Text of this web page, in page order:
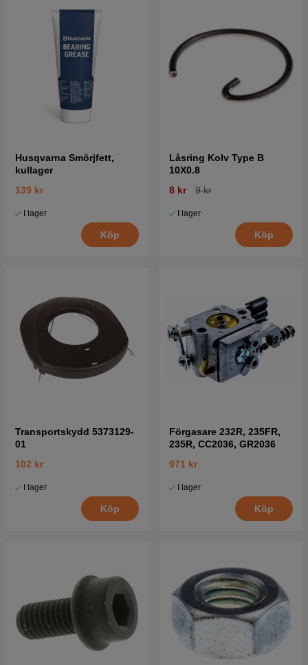
Husqvarna Smörjfett,
kullager
139 kr
I lager
Köp
Låsring Kolv Type B
10X0.8
8 kr
9 kr
I lager
Köp
Transportskydd 5373129-
01
102 kr
I lager
Köp
Förgasare 232R, 235FR,
235R, CC2036, GR2036
971 kr
I lager
Köp